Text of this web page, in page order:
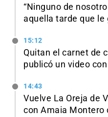
“Ninguno de
aquella tarde que le
15:12
Quitan el carnet de
publicó un video
14:43
Vuelve La Oreja de
con Amaia Montero